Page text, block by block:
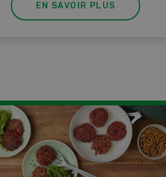
EN SAVOIR PLUS